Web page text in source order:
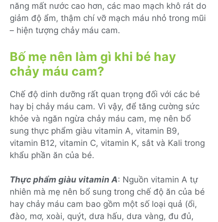
năng mất nước cao hơn, các mao mạch khô rát do
giảm độ ẩm, thậm chí vỡ mạch máu nhỏ trong mũi
– hiện tượng chảy máu cam.
Bố mẹ nên làm gì khi bé hay
chảy máu cam?
Chế độ dinh dưỡng rất quan trọng đối với các bé
hay bị chảy máu cam. Vì vậy, để tăng cường sức
khỏe và ngăn ngừa chảy máu cam, mẹ nên bổ
sung thực phẩm giàu vitamin A, vitamin B9,
vitamin B12, vitamin C, vitamin K, sắt và Kali trong
khẩu phần ăn của bé.
Thực phẩm giàu vitamin A: Nguồn vitamin A tự
nhiên mà mẹ nên bổ sung trong chế độ ăn của bé
hay chảy máu cam bao gồm một số loại quả (ổi,
đào, mơ, xoài, quýt, dưa hấu, dưa vàng, đu đủ,